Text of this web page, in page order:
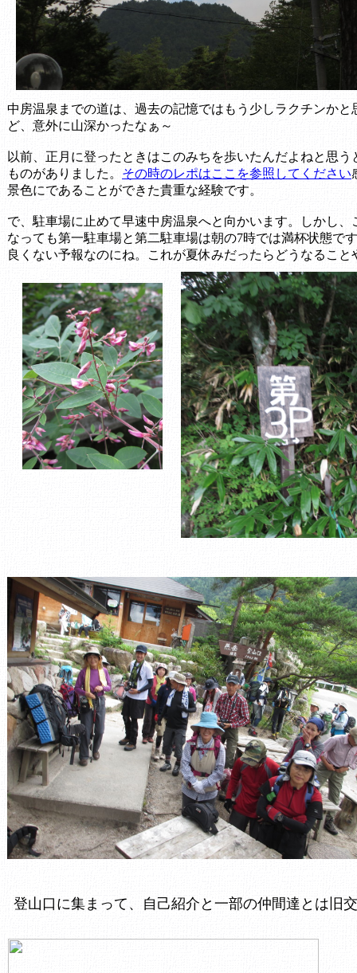
中房温泉までの道は、過去の記憶ではもう少しラクチンかと
ど、意外に山深かったなぁ～
以前、正月に登ったときはこのみちを歩いたんだよねと思う
ものがありました。 その時のレポはここを参照してください
景色にであることができた貴重な経験です。
で、駐車場に止めて早速中房温泉へと向かいます。しかし、
なっても第一駐車場と第二駐車場は朝の7時では満杯状態で
良くない予報なのにね。これが夏休みだったらどうなること
登山口に集まって、自己紹介と一部の仲間達とは旧